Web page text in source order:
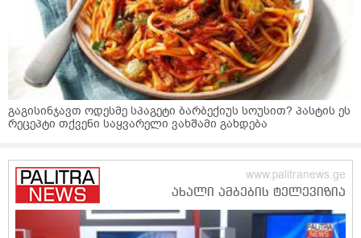
გაგისინჯავთ ოდესმე სპაგეტი ბარბექიუს სოუსით? პასტის ეს
რეცეპტი თქვენი საყვარელი ვახშამი გახდება